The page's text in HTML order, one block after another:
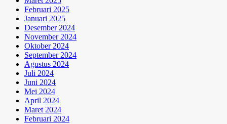
Februari 2025
Januari 2025
Desember 2024
November 2024
Oktober 2024
September 2024
Agustus 2024
Juli 2024
Juni 2024
Mei 2024
April 2024
Maret 2024
Februari 2024